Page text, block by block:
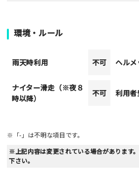
環境・ルール
雨天時利用 不可 ヘル
ナイター滑走（※夜８
時以降）
不可 利用者
※「-」は不明な項目です。
※上記内容は変更されている場合があります
下さい。